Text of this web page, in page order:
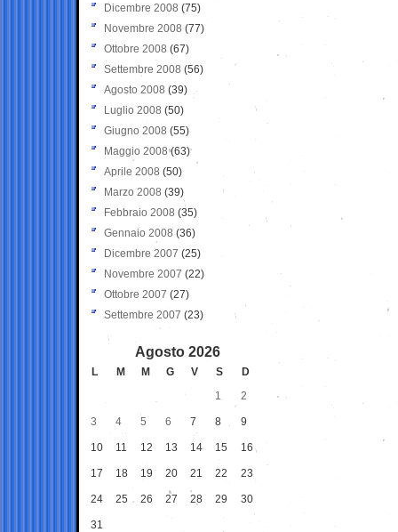
Dicembre 2008 (75)
Novembre 2008 (77)
Ottobre 2008 (67)
Settembre 2008 (56)
Agosto 2008 (39)
Luglio 2008 (50)
Giugno 2008 (55)
Maggio 2008(63)
Aprile 2008 (50)
Marzo 2008 (39)
Febbraio 2008 (35)
Gennaio 2008 (36)
Dicembre 2007 (25)
Novembre 2007 (22)
Ottobre 2007 (27)
Settembre 2007 (23)
Agosto 2026
L M M G V S
D
1
2
3 4 5 6 7 8 9
10 11 12 13 14 15 16
17 18 19 20 21 22 23
24 25 26 27 28 29 30
31